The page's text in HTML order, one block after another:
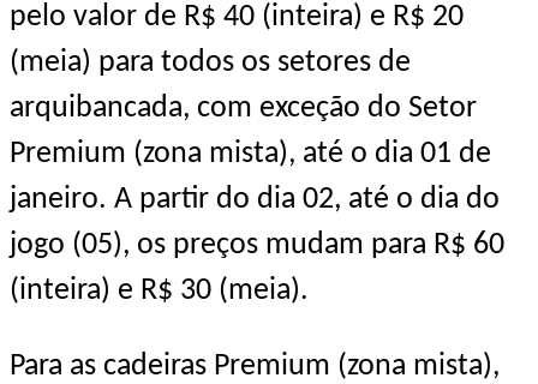
pelo valor de R$ 40 (inteira) e R$ 20
(meia) para todos os setores de
arquibancada, com exceção do Setor
Premium (zona mista), até o dia 01 de
janeiro. A partir do dia 02, até o dia do
jogo (05), os preços mudam para R$ 60
(inteira) e R$ 30 (meia).
Para as cadeiras Premium (zona mista),